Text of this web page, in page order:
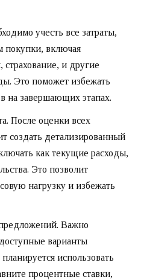
учесть все затраты,
покупки, включая
и другие
Это поможет избежать
на завершающих этапах.
После оценки всех
создать детализированный
как текущие расходы,
Это позволит
нагрузку и избежать
Важно
варианты
использовать
процентные ставки,